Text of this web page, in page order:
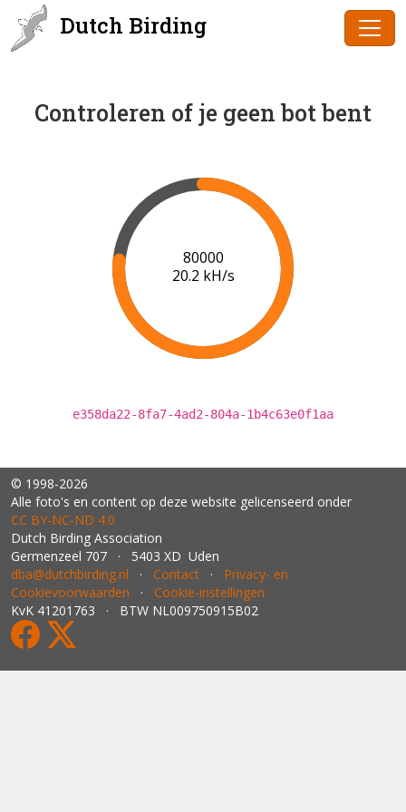
Dutch Birding
Controleren of je geen bot bent
82000
20.0 kH/s
e358da22-8fa7-4ad2-804a-1b4c63e0f1aa
© 1998-2026
Alle foto's en content op deze website gelicenseerd onder
CC BY‑NC‑ND 4.0
Dutch Birding Association
Germenzeel 707 · 5403 XD Uden
dba@dutchbirding.nl · Contact · Privacy- en
Cookievoorwaarden · Cookie-instellingen
KvK 41201763 · BTW NL009750915B02